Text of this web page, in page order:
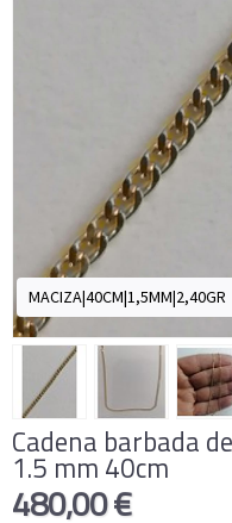
MACIZA|40CM|1,5MM|2,40GR
Cadena barbada
1.5 mm 40cm
480,00 €